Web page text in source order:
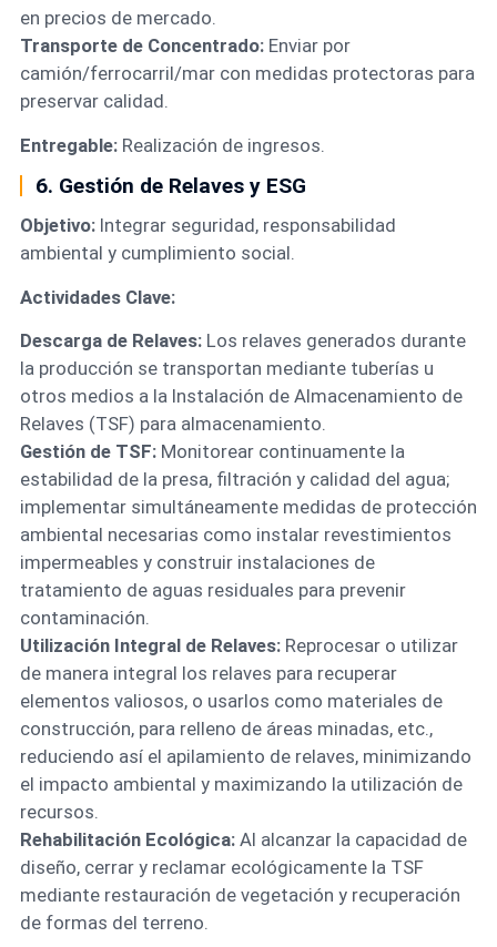
en precios de mercado.
Transporte de Concentrado:Enviar por
camión/ferrocarril/mar con medidas protectoras para
preservar calidad.
Entregable:Realización de ingresos.
6. Gestión de Relaves y ESG
Objetivo:Integrar seguridad, responsabilidad
ambiental y cumplimiento social.
Actividades Clave:
Descarga de Relaves:Los relaves generados durante
la producción se transportan mediante tuberías u
otros medios a la Instalación de Almacenamiento de
Relaves (TSF) para almacenamiento.
Gestión de TSF:Monitorear continuamente la
estabilidad de la presa, filtración y calidad del agua;
implementar simultáneamente medidas de protección
ambiental necesarias como instalar revestimientos
impermeables y construir instalaciones de
tratamiento de aguas residuales para prevenir
contaminación.
Utilización Integral de Relaves:Reprocesar o utilizar
de manera integral los relaves para recuperar
elementos valiosos, o usarlos como materiales de
construcción, para relleno de áreas minadas, etc.,
reduciendo así el apilamiento de relaves, minimizando
el impacto ambiental y maximizando la utilización de
recursos.
Rehabilitación Ecológica:Al alcanzar la capacidad de
diseño, cerrar y reclamar ecológicamente la TSF
mediante restauración de vegetación y recuperación
de formas del terreno.